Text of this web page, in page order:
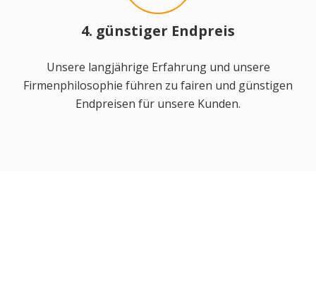
4. günstiger Endpreis
Unsere langjährige Erfahrung und unsere
Firmenphilosophie führen zu fairen und günstigen
Endpreisen für unsere Kunden.